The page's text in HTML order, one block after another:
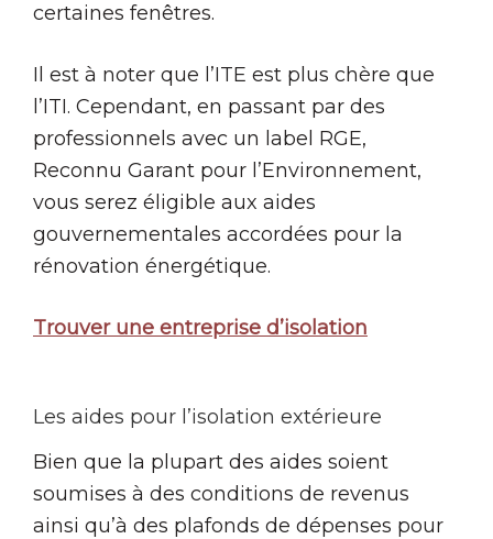
certaines fenêtres.
Il est à noter que l’ITE est plus chère que
l’ITI. Cependant, en passant par des
professionnels avec un label RGE,
Reconnu Garant pour l’Environnement,
vous serez éligible aux aides
gouvernementales accordées pour la
rénovation énergétique.
Trouver une entreprise d’isolation
Les aides pour l’isolation extérieure
Bien que la plupart des aides soient
soumises à des conditions de revenus
ainsi qu’à des plafonds de dépenses pour